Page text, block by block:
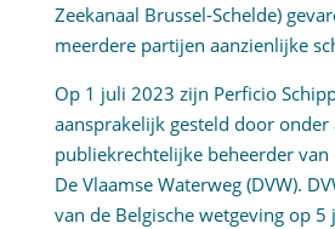
Zeekanaal Brussel-Schelde)
meerdere partijen aanzienlijke
Op 1 juli 2023 zijn Perficio
aansprakelijk gesteld door onder
publiekrechtelijke beheerder
De Vlaamse Waterweg (DVW).
van de Belgische wetgeving op 5